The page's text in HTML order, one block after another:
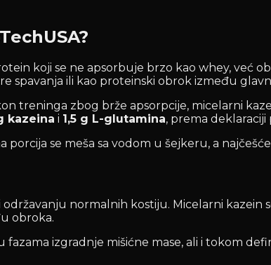
koji se ne apsorbuje brzo kao whey,
spavanja ili kao proteinski obrok između
treninga zbog brže apsorpcije, micelarni
kazeina i 1,5 g L-glutamina, prema deklaraciji
se meša sa vodom u šejkeru, a
normalnih kostiju. Micelarni
obroka.
fazama izgradnje mišićne mase, ali i tokom